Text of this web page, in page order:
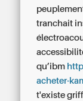
tranchait
qu’ibm
acheter-
t'existe